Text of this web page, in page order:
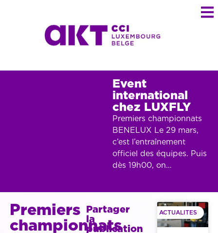
Event
international
chez LUXFLY
Premiers championnats
BENELUX Le 29 mars,
c’est l’entraînement
officiel des équipes. Puis
dès 19h00, on…
Partager
la
publication
Premiers
championnats
ACTUALITES